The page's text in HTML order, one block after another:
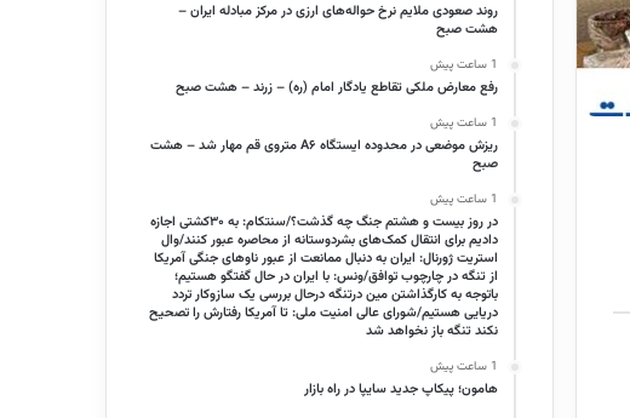
روند صعودی ملایم نرخ حواله‌های ارزی در مرکز مبادله ایران –
هشت صبح
1 ساعت پیش
رفع معارض ملکی تقاطع یادگار امام (ره) – زرند – هشت صبح
1 ساعت پیش
ریزش موضعی در محدوده ایستگاه A۶ متروی قم مهار شد – هشت
صبح
1 ساعت پیش
در روز بیست و هشتم جنگ چه گذشت؟/سنتکام: به ۳۰کشتی اجازه
دادیم برای انتقال کمک‌های بشردوستانه از محاصره عبور کنند/وال
استریت ژورنال: ایران به دنبال ممانعت از عبور ناوهای جنگی آمریکا
از تنگه در چارچوب توافق/ونس: با ایران در حال گفتگو هستیم؛
باتوجه به کارگذاشتن مین درتنگه درحال بررسی یک سازوکار تردد
دریایی هستیم/شورای عالی امنیت ملی: تا آمریکا رفتارش را تصحیح
نکند تنگه باز نخواهد شد
1 ساعت پیش
هامون؛ پیکاپ جدید سایپا در راه بازار